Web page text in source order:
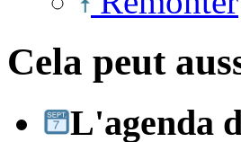
Cela peut
L'agenda